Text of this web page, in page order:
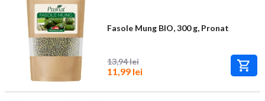
Fasole Mung BIO, 300 g, Pronat
13,94 lei
11,99 lei